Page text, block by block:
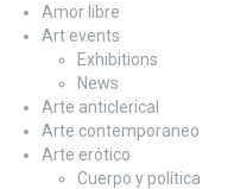
Amor libre
Art events
Exhibitions
News
Arte anticlerical
Arte contemporaneo
Arte erótico
Cuerpo y política